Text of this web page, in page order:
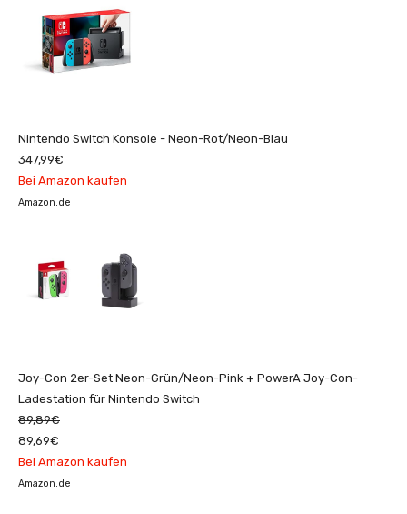
Nintendo Switch Konsole - Neon-Rot/Neon-Blau
347,99€
Bei Amazon kaufen
Amazon.de
Joy-Con 2er-Set Neon-Grün/Neon-Pink + PowerA Joy-Con-
Ladestation für Nintendo Switch
89,89€
89,69€
Bei Amazon kaufen
Amazon.de